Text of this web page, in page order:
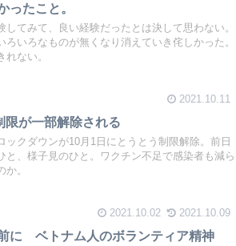
ったこと。
てみて、良い経験だったとは決して思わない。
いろなものが無くなり消えていき侘しかった。
ない。
2021.10.11
限が一部解除される
クダウンが10月1日にとうとう制限解除。前日
、様子見のひと。ワクチン不足で感染者も減ら
。
2021.10.02 2021.10.09
に ベトナム人のボランティア精神